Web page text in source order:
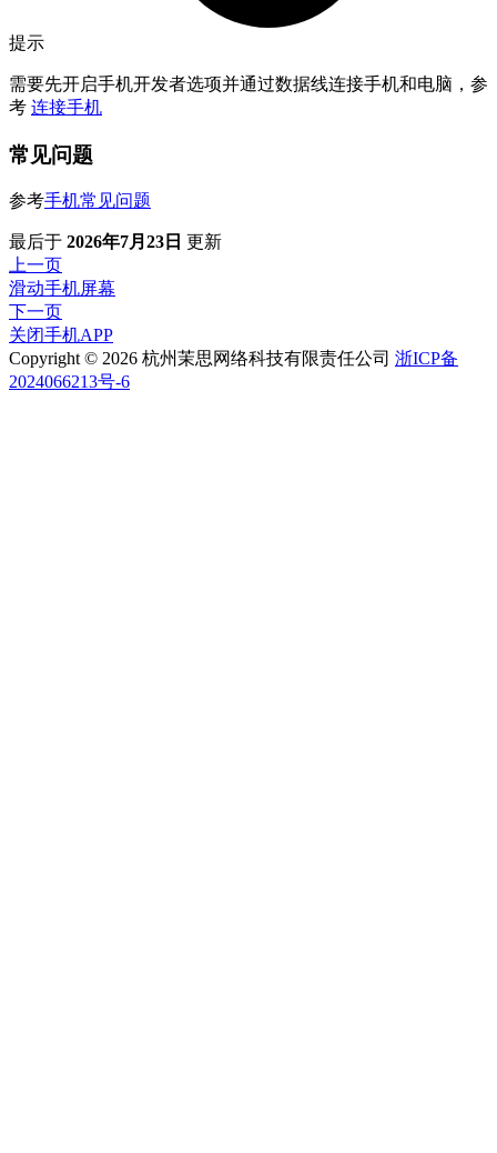
提示
需要先开启手机开发者选项并通过数据线连接手机和电脑，参
考 连接手机
常见问题
参考手机常见问题
最后于 2026年7月23日 更新
上一页
滑动手机屏幕
下一页
关闭手机APP
Copyright © 2026 杭州茉思网络科技有限责任公司 浙ICP备
2024066213号-6